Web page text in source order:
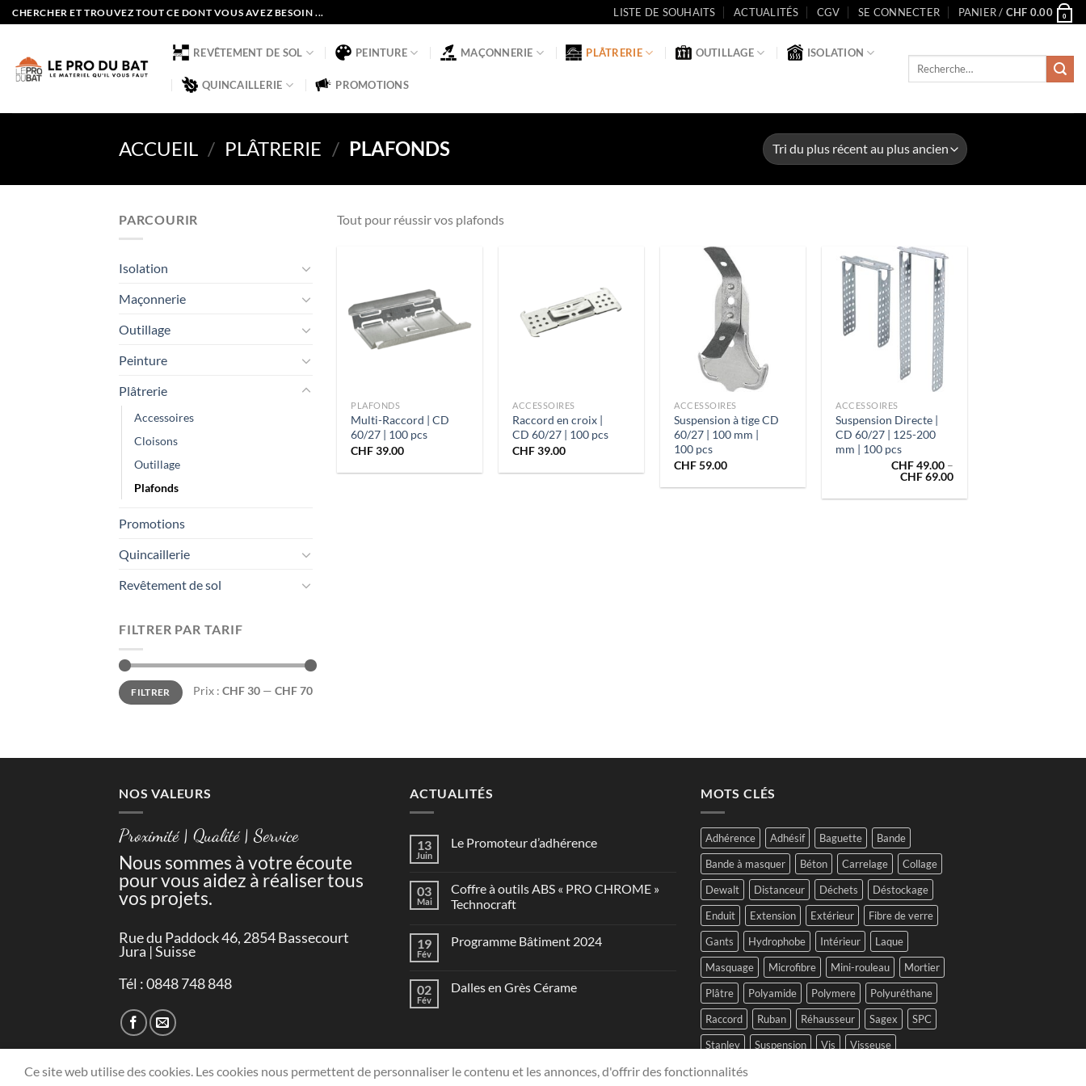
Passer
au
CHERCHER ET TROUVEZ TOUT CE DONT VOUS AVEZ BESOIN ... LISTE DE SOUHAITS ACTUALITÉS CGV SE CONNECTER PANIER / CHF 0.00 0
REVÊTEMENT DE SOL PEINTURE MAÇONNERIE PLÂTRERIE OUTILLAGE ISOLATION
QUINCAILLERIE PROMOTIONS
Recherche
ACCUEIL / PLÂTRERIE / PLAFONDS
PARCOURIR
Isolation
Maçonnerie
Outillage
Peinture
Plâtrerie
Accessoires
Cloisons
Outillage
Plafonds
Promotions
Quincaillerie
Revêtement de sol
FILTRER PAR TARIF
Prix
min
Prix
maxFILTRER Prix : CHF 30 — CHF 70
Tout pour réussir vos plafonds
à la liste
de
souhaits
PLAFONDS
Multi-Raccord | CD
60/27 | 100 pcs
CHF39.00
Ajouter
à la liste
de
ACCESSOIRES
Raccord en croix |
CD 60/27 | 100 pcs
CHF39.00
ACCESSOIRES
Suspension à tige CD
60/27 | 100 mm |
100 pcs
CHF59.00
Ajouter
à la liste
de
souhaits
ACCESSOIRES
Suspension Directe |
CD 60/27 | 125-200
mm | 100 pcs
CHF49.00–
CHF69.00
NOS VALEURS
Proximité | Qualité | Service
Nous sommes à votre écoute
pour vous aidez à réaliser tous
vos projets.
Rue du Paddock 46, 2854 Bassecourt
Jura | Suisse
Tél : 0848 748 848
ACTUALITÉS
13
Juin
Le Promoteur d’adhérence
03
Mai
Coffre à outils ABS « PRO CHROME »
Technocraft
19
Fév
Programme Bâtiment 2024
02
Fév
Dalles en Grès Cérame
MOTS CLÉS
Adhérence Adhésif Baguette
Bande
Bande à masquer
Béton Carrelage
Collage
Dewalt
Distanceur Déchets
Déstockage
Enduit
Extension Extérieur
Fibre de verre
Gants
Hydrophobe Intérieur
Laque
Masquage
Microfibre Mini-rouleau
Mortier
Plâtre
Polyamide Polymere
Polyuréthane
Raccord
Ruban Réhausseur Sagex
SPC
Stanley
Suspension Vis Visseuse
Ce site web utilise des cookies. Les cookies nous permettent de personnaliser le contenu et les annonces, d'offrir des fonctionnalités